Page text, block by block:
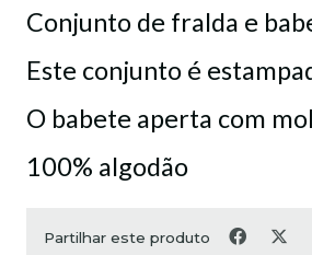
Conjunto de fralda e
Este conjunto é
O babete aperta com
100% algodão
Partilhar este produto